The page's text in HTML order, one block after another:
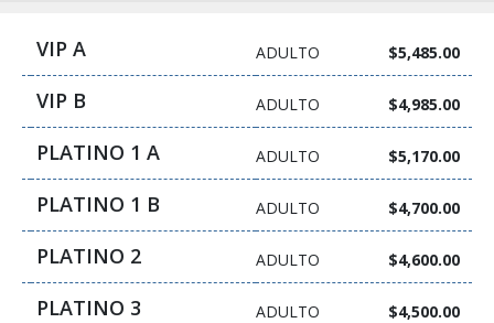
VIP A ADULTO $5,485.00
VIP B ADULTO $4,985.00
PLATINO 1 A ADULTO $5,170.00
PLATINO 1 B ADULTO $4,700.00
PLATINO 2 ADULTO $4,600.00
PLATINO 3 ADULTO $4,500.00